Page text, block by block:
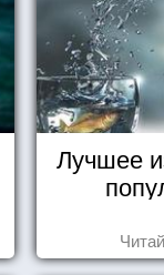
Лучшее